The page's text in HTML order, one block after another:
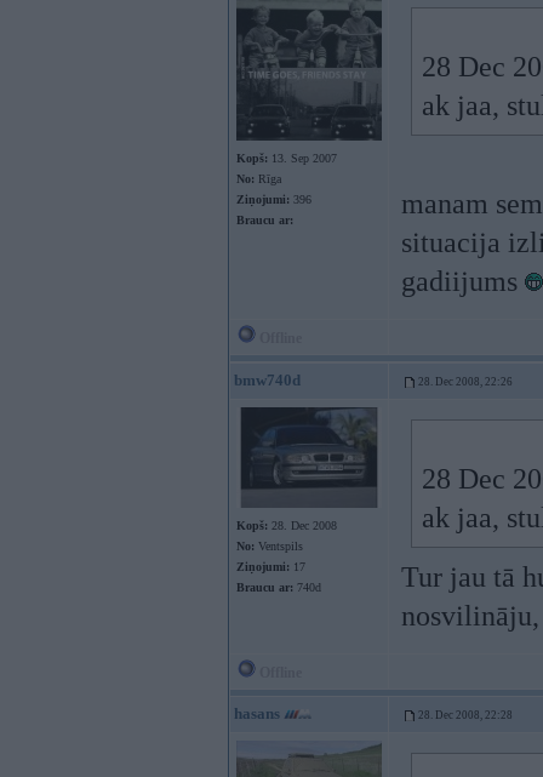
Kopš: 13. Sep 2007
No: Rīga
Ziņojumi: 396
Braucu ar:
28 Dec
ak jaa,
manam
situacija
gadiijums
bmw740d 28. Dec 2008, 22:26
Kopš: 28. Dec 2008
No: Ventspils
Ziņojumi: 17
Braucu ar: 740d
28 Dec
ak jaa,
Tur jau tā
hasans 28. Dec 2008, 22:28